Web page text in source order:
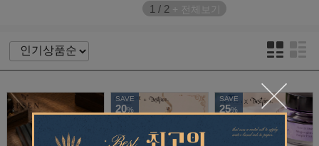
1 / 2 + 전체보기
SAVE
20%
SAVE
25%